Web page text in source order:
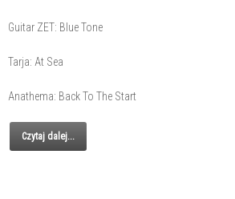
Guitar ZET: Blue Tone
Tarja: At Sea
Anathema: Back To The Start
Czytaj dalej...